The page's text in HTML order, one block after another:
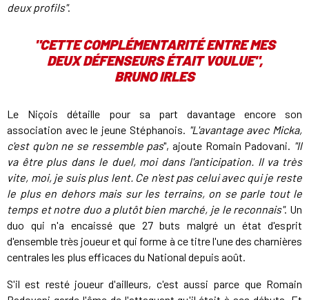
deux profils".
"CETTE COMPLÉMENTARITÉ ENTRE MES
DEUX DÉFENSEURS ÉTAIT VOULUE",
BRUNO IRLES
Le Niçois détaille pour sa part davantage encore son
association avec le jeune Stéphanois. "L'avantage avec Micka,
c'est qu'on ne se ressemble pas", ajoute Romain Padovani. "Il
va être plus dans le duel, moi dans l'anticipation. Il va très
vite, moi, je suis plus lent. Ce n'est pas celui avec qui je reste
le plus en dehors mais sur les terrains, on se parle tout le
temps et notre duo a plutôt bien marché, je le reconnais". Un
duo qui n'a encaissé que 27 buts malgré un état d'esprit
d'ensemble très joueur et qui forme à ce titre l'une des charnières
centrales les plus efficaces du National depuis août.
S'il est resté joueur d'ailleurs, c'est aussi parce que Romain